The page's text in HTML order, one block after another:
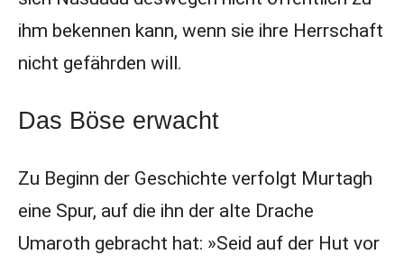
ihm bekennen kann, wenn sie ihre Herrschaft
nicht gefährden will.
Das Böse erwacht
Zu Beginn der Geschichte verfolgt Murtagh
eine Spur, auf die ihn der alte Drache
Umaroth gebracht hat: »Seid auf der Hut vor